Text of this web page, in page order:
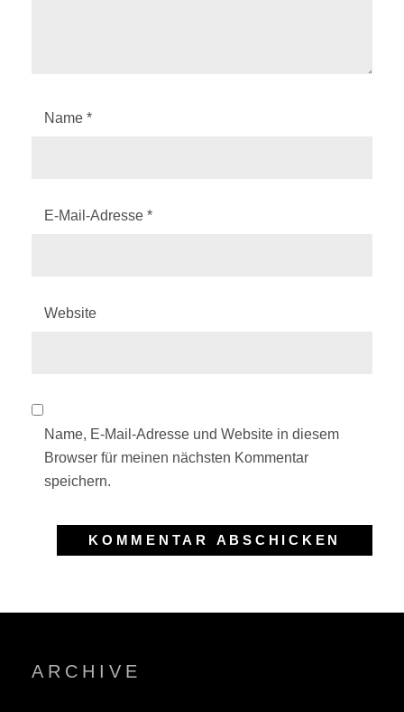
Name *
E-Mail-Adresse *
Website
Name, E-Mail-Adresse und Website in diesem
Browser für meinen nächsten Kommentar
speichern.
ARCHIVE